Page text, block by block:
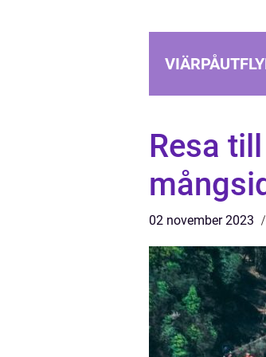
Resa
02 november 2023